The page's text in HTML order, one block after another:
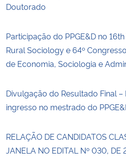
Doutorado
Participação do PPGE&D no
Rural Sociology e 64º
de Economia, Sociologia e
Divulgação do Resultado Final
ingresso no mestrado do
RELAÇÃO DE CANDIDATOS
JANELA NO EDITAL Nº 030, DE